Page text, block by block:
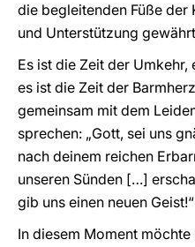
die begleitenden Füße
und Unterstützung
Es ist die Zeit der Umkehr,
es ist die Zeit der
gemeinsam mit dem
sprechen: „Gott, sei uns
nach deinem reichen
unseren Sünden […]
gib uns einen neuen
In diesem Moment